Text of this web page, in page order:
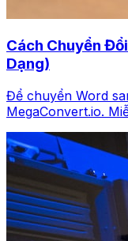
Cách Chuyển
Dạng)
Để chuyển Word
MegaConvert.io.